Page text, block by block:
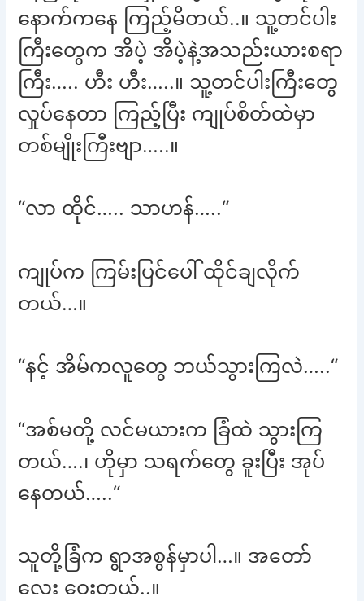
နောက်ကနေ ကြည့်မိတယ်..။ သူ့တင်ပါး
ကြီးတွေက အိပဲ့ အိပဲ့နဲ့အသည်းယားစရာ
ကြီး….. ဟီး ဟီး…..။ သူ့တင်ပါးကြီးတွေ
လှုပ်နေတာ ကြည့်ပြီး ကျုပ်စိတ်ထဲမှာ
တစ်မျိုးကြီးဗျာ…..။
“လာ ထိုင်….. သာဟန်…..“
ကျုပ်က ကြမ်းပြင်ပေါ် ထိုင်ချလိုက်
တယ်…။
“နင့် အိမ်ကလူတွေ ဘယ်သွားကြလဲ…..“
“အစ်မတို့ လင်မယားက ခြံထဲ သွားကြ
တယ်….၊ ဟိုမှာ သရက်တွေ ခူးပြီး အုပ်
နေတယ်…..“
သူတို့ခြံက ရွာအစွန်မှာပါ…။ အတော်
လေး ဝေးတယ်..။